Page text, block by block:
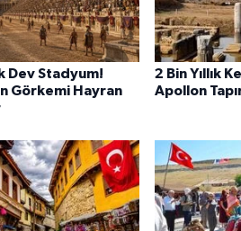
Dev Stadyum!
Görkemi Hayran
2 Bin Yıllık
Apollon